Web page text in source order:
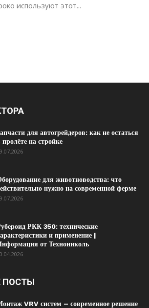
используют этот...
для автогрейдеров: как не остаться
пролёте на стройке
для животноводства: что
нужно на современной ферме
РКК 350: технические
и применение |
от Технониколь
ПОСТЫ
VRV систем – современное решение